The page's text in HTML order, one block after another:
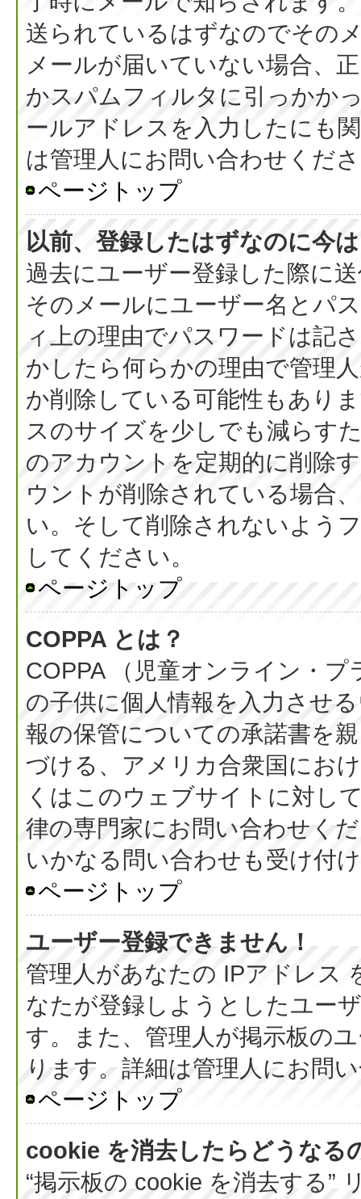
送られているはずなのでその
メールが届いていない場合、
かスパムフィルタに引っかか
ールアドレスを入力したにも
は管理人にお問い合わせくだ
ページトップ
以前、登録したはずなのに今
過去にユーザー登録した際に
そのメールにユーザー名とパ
ィ上の理由でパスワードは記
かしたら何らかの理由で管理
か削除している可能性もあり
スのサイズを少しでも減らす
のアカウントを定期的に削除
ウントが削除されている場合
い。そして削除されないよう
してください。
ページトップ
COPPA とは？
COPPA （児童オンライン・
の子供に個人情報を入力させ
報の保管についての承諾書を
づける、アメリカ合衆国にお
くはこのウェブサイトに対し
律の専門家にお問い合わせく
いかなる問い合わせも受け付
ページトップ
ユーザー登録できません！
管理人があなたの IPアドレス
なたが登録しようとしたユー
す。また、管理人が掲示板の
ります。詳細は管理人にお問
ページトップ
cookie を消去したらどうなる
“掲示板の cookie を消去する”